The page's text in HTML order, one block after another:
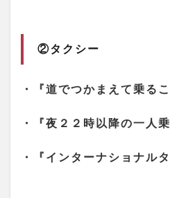
②タクシー
・『道でつかまえて乗る
・『夜２２時以降の一人
・『インターナショナル